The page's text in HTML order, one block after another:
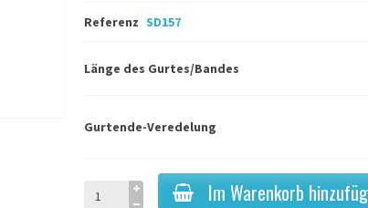
Referenz SD157
Länge des Gurtes/Bandes
Gurtende-Veredelung
Im Warenkorb